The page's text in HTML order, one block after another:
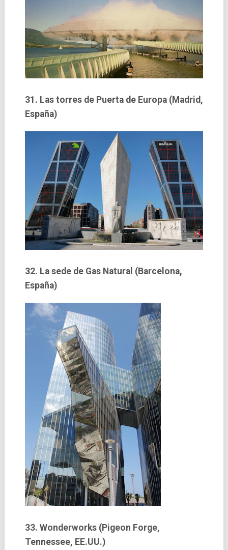
31. Las torres de Puerta de Europa (Madrid,
España)
32. La sede de Gas Natural (Barcelona,
España)
33. Wonderworks (Pigeon Forge,
Tennessee, EE.UU.)